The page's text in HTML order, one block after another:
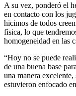
A su vez, ponderó el
en contacto con los
hicimos de todos
física, lo que
homogeneidad en las
“Hoy no se puede
de una buena base
una manera
estuvieron enfocado